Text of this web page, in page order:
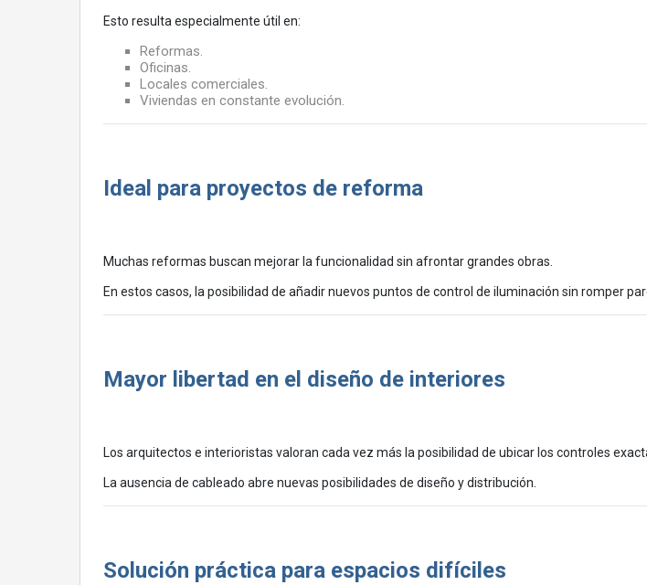
Esto resulta especialmente útil en:
Reformas.
Oficinas.
Locales comerciales.
Viviendas en constante evolución.
Ideal para proyectos de reforma
Muchas reformas buscan mejorar la funcionalidad sin afrontar grandes obras.
En estos casos, la posibilidad de añadir nuevos puntos de control de iluminación sin romper
Mayor libertad en el diseño de interiores
Los arquitectos e interioristas valoran cada vez más la posibilidad de ubicar los controles
La ausencia de cableado abre nuevas posibilidades de diseño y distribución.
Solución práctica para espacios difíciles